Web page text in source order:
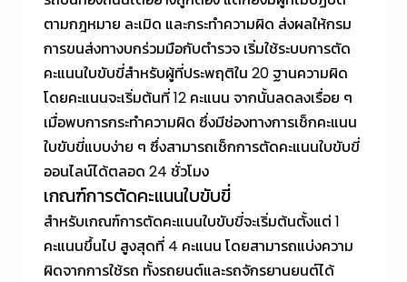
ตามกฎหมาย ละเมิด และกระทำความผิด ส่งผลให้กรม
การขนส่งทางบกร่วมมือกับตำรวจ เริ่มใช้ระบบการตัด
คะแนนใบขับขี่สำหรับผู้ที่ประพฤติใน 20 ฐานความผิด
โดยคะแนนจะเริ่มต้นที่ 12 คะแนน จากนั้นลดลงเรื่อย ๆ
เมื่อพบการกระทำความผิด ซึ่งมีช่องทางการเช็กคะแนน
ใบขับขี่แบบง่าย ๆ ซึ่งสามารถเช็กการตัดคะแนนใบขับขี่
ออนไลน์ได้ตลอด 24 ชั่วโมง
เกณฑ์การตัดคะแนนใบขับขี่
สำหรับเกณฑ์การตัดคะแนนใบขับขี่จะเริ่มต้นตั้งแต่ 1
คะแนนขึ้นไป สูงสุดที่ 4 คะแนน โดยสามารถแบ่งความ
ผิดจากการใช้รถ ทั้งรถยนต์และรถจักรยานยนต์ได้